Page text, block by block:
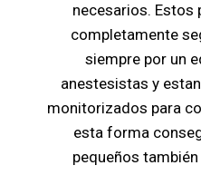
necesarios. Estos
completamente
siempre por un
anestesistas y
monitorizados para
esta forma
pequeños